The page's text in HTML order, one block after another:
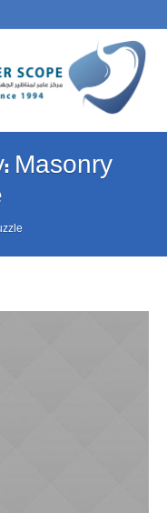
Masonry